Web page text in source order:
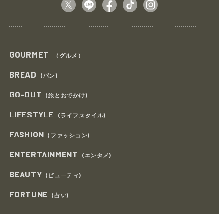
GOURMET （グルメ）
BREAD (パン)
GO-OUT (旅とおでかけ)
LIFESTYLE (ライフスタイル)
FASHION (ファッション)
ENTERTAINMENT (エンタメ)
BEAUTY (ビューティ)
FORTUNE (占い)